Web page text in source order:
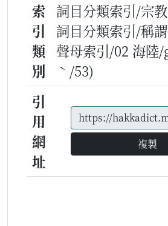
索
引
類
別
詞目分類索引/宗
詞目分類索引/稱
聲母索引/02 海陸
ˋ/53)
引
用
網
址
複製